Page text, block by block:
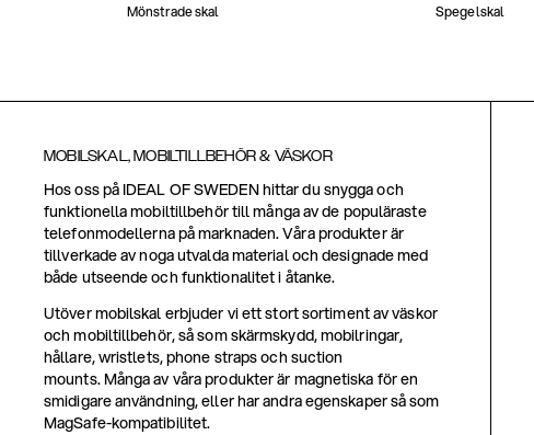
Mönstrade skal Spegelskal
MOBILSKAL, MOBILTILLBEHÖR & VÄSKOR
Hos oss på IDEAL OF SWEDEN hittar du snygga och
funktionella mobiltillbehör till många av de populäraste
telefonmodellerna på marknaden. Våra produkter är
tillverkade av noga utvalda material och designade med
både utseende och funktionalitet i åtanke.
Utöver mobilskal erbjuder vi ett stort sortiment av väskor
och mobiltillbehör, så som skärmskydd, mobilringar,
hållare, wristlets, phone straps och suction
mounts. Många av våra produkter är magnetiska för en
smidigare användning, eller har andra egenskaper så som
MagSafe-kompatibilitet.